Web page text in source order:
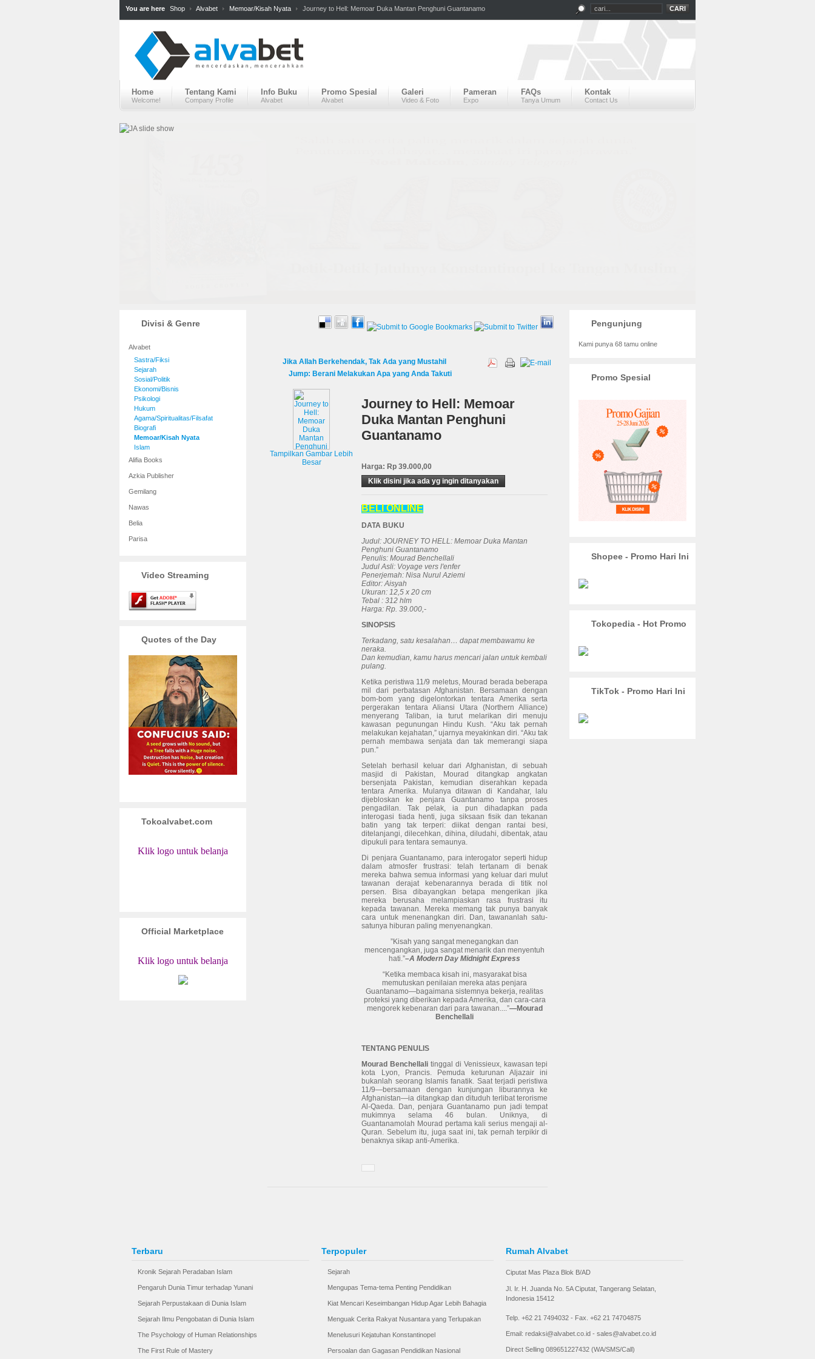
You are here Shop Alvabet Memoar/Kisah Nyata Journey to Hell: Memoar Duka Mantan Penghuni Guantanamo
Home
Welcome!
Tentang Kami
Company Profile
Info Buku
Alvabet
Promo Spesial
Alvabet
Galeri
Video & Foto
Pameran
Expo
FAQs
Tanya Umum
Kontak
Contact Us
Jika Allah Berkehendak, Tak Ada yang Mustahil
Jump: Berani Melakukan Apa yang Anda Takuti
Tampilkan Gambar Lebih
Besar
Journey to Hell: Memoar
Duka Mantan Penghuni
Guantanamo
Harga: Rp 39.000,00
Klik disini jika ada yg ingin ditanyakan
BELI ONLINE
DATA BUKU
Judul: JOURNEY TO HELL: Memoar Duka Mantan
Penghuni Guantanamo
Penulis: Mourad Benchellali
Judul Asli: Voyage vers l'enfer
Penerjemah: Nisa Nurul Aziemi
Editor: Aisyah
Ukuran: 12,5 x 20 cm
Tebal : 312 hlm
Harga: Rp. 39.000,-
SINOPSIS
Terkadang, satu kesalahan… dapat membawamu ke
neraka.
Dan kemudian, kamu harus mencari jalan untuk kembali
pulang.
Ketika peristiwa 11/9 meletus, Mourad berada beberapa
mil dari perbatasan Afghanistan. Bersamaan dengan
bom-bom yang digelontorkan tentara Amerika serta
pergerakan tentara Aliansi Utara (Northern Alliance)
menyerang Taliban, ia turut melarikan diri menuju
kawasan pegunungan Hindu Kush. “Aku tak pernah
melakukan kejahatan,” ujarnya meyakinkan diri. “Aku tak
pernah membawa senjata dan tak memerangi siapa
pun.”
Setelah berhasil keluar dari Afghanistan, di sebuah
masjid di Pakistan, Mourad ditangkap angkatan
bersenjata Pakistan, kemudian diserahkan kepada
tentara Amerika. Mulanya ditawan di Kandahar, lalu
dijebloskan ke penjara Guantanamo tanpa proses
pengadilan. Tak pelak, ia pun dihadapkan pada
interogasi tiada henti, juga siksaan fisik dan tekanan
batin yang tak terperi: diikat dengan rantai besi,
ditelanjangi, dilecehkan, dihina, diludahi, dibentak, atau
dipukuli para tentara semaunya.
Di penjara Guantanamo, para interogator seperti hidup
dalam atmosfer frustrasi: telah tertanam di benak
mereka bahwa semua informasi yang keluar dari mulut
tawanan derajat kebenarannya berada di titik nol
persen. Bisa dibayangkan betapa mengerikan jika
mereka berusaha melampiaskan rasa frustrasi itu
kepada tawanan. Mereka memang tak punya banyak
cara untuk menenangkan diri. Dan, tawananlah satu-
satunya hiburan paling menyenangkan.
”Kisah yang sangat menegangkan dan
mencengangkan, juga sangat menarik dan menyentuh
hati.”–A Modern Day Midnight Express
“Ketika membaca kisah ini, masyarakat bisa
memutuskan penilaian mereka atas penjara
Guantanamo—bagaimana sistemnya bekerja, realitas
proteksi yang diberikan kepada Amerika, dan cara-cara
mengorek kebenaran dari para tawanan....”—Mourad
Benchellali
TENTANG PENULIS
Mourad Benchellali tinggal di Venissieux, kawasan tepi
kota Lyon, Prancis. Pemuda keturunan Aljazair ini
bukanlah seorang Islamis fanatik. Saat terjadi peristiwa
11/9—bersamaan dengan kunjungan liburannya ke
Afghanistan—ia ditangkap dan dituduh terlibat terorisme
Al-Qaeda. Dan, penjara Guantanamo pun jadi tempat
mukimnya selama 46 bulan. Uniknya, di
Guantanamolah Mourad pertama kali serius mengaji al-
Quran. Sebelum itu, juga saat ini, tak pernah terpikir di
benaknya sikap anti-Amerika.
Divisi & Genre
Alvabet
Sastra/Fiksi
Sejarah
Sosial/Politik
Ekonomi/Bisnis
Psikologi
Hukum
Agama/Spiritualitas/Filsafat
Biografi
Memoar/Kisah Nyata
Islam
Alifia Books
Azkia Publisher
Gemilang
Nawas
Belia
Parisa
Video Streaming
Quotes of the Day
Tokoalvabet.com
Klik logo untuk belanja
Official Marketplace
Klik logo untuk belanja
Pengunjung
Kami punya 68 tamu online
Promo Spesial
Shopee - Promo Hari Ini
Tokopedia - Hot Promo
TikTok - Promo Hari Ini
Terbaru
Kronik Sejarah Peradaban Islam
Pengaruh Dunia Timur terhadap Yunani
Sejarah Perpustakaan di Dunia Islam
Sejarah Ilmu Pengobatan di Dunia Islam
The Psychology of Human Relationships
The First Rule of Mastery
Terpopuler
Sejarah
Mengupas Tema-tema Penting Pendidikan
Kiat Mencari Keseimbangan Hidup Agar Lebih Bahagia
Menguak Cerita Rakyat Nusantara yang Terlupakan
Menelusuri Kejatuhan Konstantinopel
Persoalan dan Gagasan Pendidikan Nasional
Rumah Alvabet
Ciputat Mas Plaza Blok B/AD
Jl. Ir. H. Juanda No. 5A Ciputat, Tangerang Selatan,
Indonesia 15412
Telp. +62 21 7494032 - Fax. +62 21 74704875
Email: redaksi@alvabet.co.id - sales@alvabet.co.id
Direct Selling 089651227432 (WA/SMS/Call)